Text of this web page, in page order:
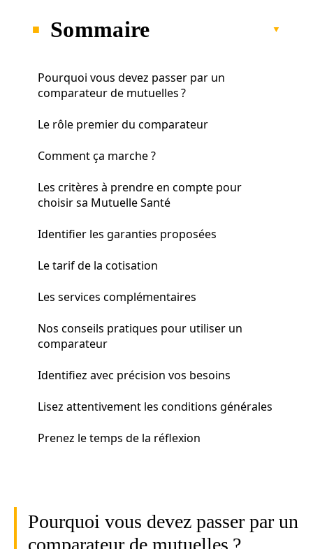
Sommaire
Pourquoi vous devez passer par un
comparateur de mutuelles ?
Le rôle premier du comparateur
Comment ça marche ?
Les critères à prendre en compte pour
choisir sa Mutuelle Santé
Identifier les garanties proposées
Le tarif de la cotisation
Les services complémentaires
Nos conseils pratiques pour utiliser un
comparateur
Identifiez avec précision vos besoins
Lisez attentivement les conditions générales
Prenez le temps de la réflexion
Pourquoi vous devez passer par un
comparateur de mutuelles ?